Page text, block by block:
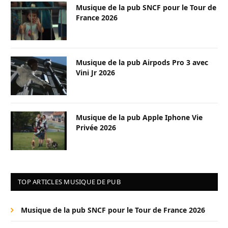
Musique de la pub SNCF pour le Tour de
France 2026
Musique de la pub Airpods Pro 3 avec
Vini Jr 2026
Musique de la pub Apple Iphone Vie
Privée 2026
TOP ARTICLES MUSIQUE DE PUB
Musique de la pub SNCF pour le Tour de France 2026